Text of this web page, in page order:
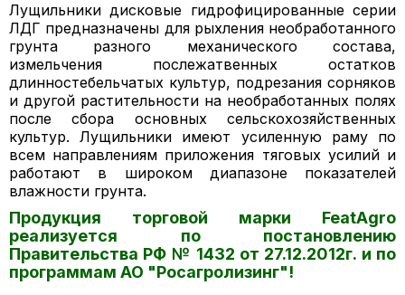
Лущильники дисковые гидрофицированные серии
ЛДГ предназначены для рыхления необработанного
грунта разного механического состава,
измельчения послежатвенных остатков
длинностебельчатых культур, подрезания сорняков
и другой растительности на необработанных полях
после сбора основных сельскохозяйственных
культур. Лущильники имеют усиленную раму по
всем направлениям приложения тяговых усилий и
работают в широком диапазоне показателей
влажности грунта.
Продукция торговой марки FeatAgro
реализуется по постановлению
Правительства РФ № 1432 от 27.12.2012г. и по
программам АО "Росагролизинг"!